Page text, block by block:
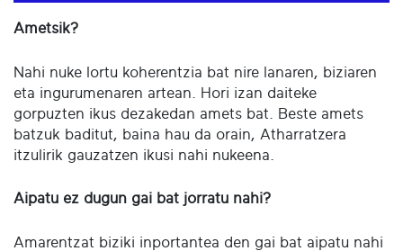
Ametsik?
Nahi nuke lortu koherentzia bat nire lanaren, biziaren
eta ingurumenaren artean. Hori izan daiteke
gorpuzten ikus dezakedan amets bat. Beste amets
batzuk baditut, baina hau da orain, Atharratzera
itzulirik gauzatzen ikusi nahi nukeena.
Aipatu ez dugun gai bat jorratu nahi?
Amarentzat biziki inportantea den gai bat aipatu nahi